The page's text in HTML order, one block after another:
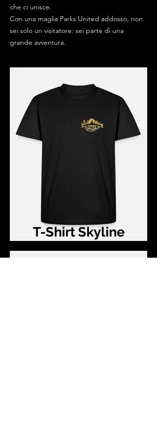
che ci unisce.
Con una maglia Parks United addosso, non
sei solo un visitatore: sei parte di una
grande avventura.
T-Shirt Skyline